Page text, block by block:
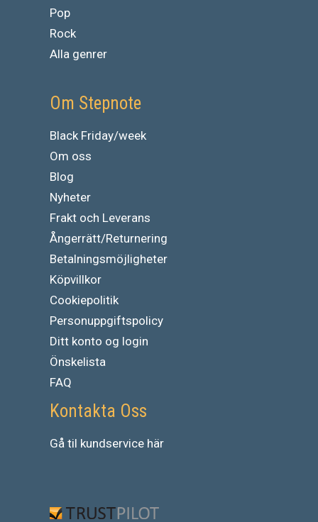
Pop
Rock
Alla genrer
Om Stepnote
Black Friday/week
Om oss
Blog
Nyheter
Frakt och Leverans
Ångerrätt/Returnering
Betalningsmöjligheter
Köpvillkor
Cookiepolitik
Personuppgiftspolicy
Ditt konto og login
Önskelista
FAQ
Kontakta Oss
Gå til kundservice här